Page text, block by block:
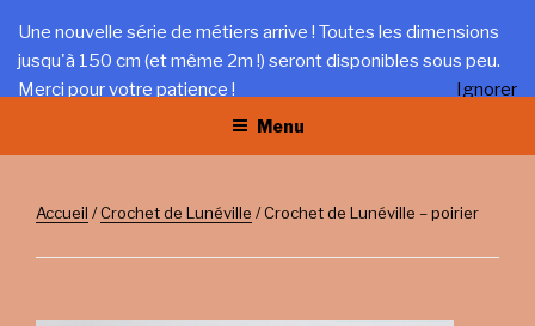
contenu
principal
LA TRÉFILERIE
Gîte et artisanat au coeur du Jura
Menu
Accueil /Crochet de Lunéville / Crochet de Lunéville – poirier
Une nouvelle série de métiers arrive ! Toutes les dimensions
jusqu'à 150 cm (et même 2m !) seront disponibles sous peu.
Merci pour votre patience !
Ignorer